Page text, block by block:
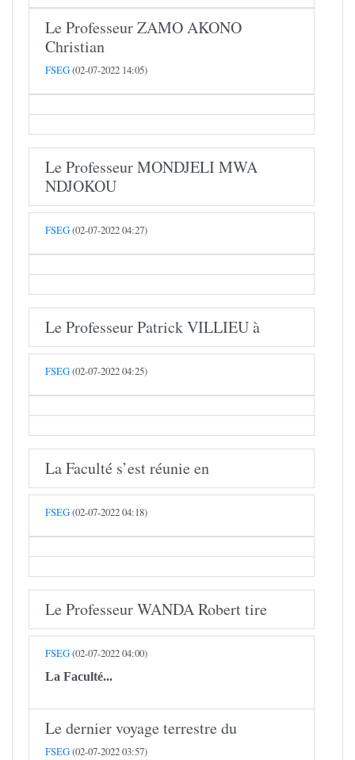
Le Professeur ZAMO AKONO
Christian
FSEG(02-07-2022 14:05)
Le Professeur MONDJELI MWA
NDJOKOU
FSEG(02-07-2022 04:27)
Le Professeur Patrick VILLIEU à
FSEG(02-07-2022 04:25)
La Faculté s’est réunie en
FSEG(02-07-2022 04:18)
Le Professeur WANDA Robert tire
FSEG(02-07-2022 04:00)
La Faculté...
Le dernier voyage terrestre du
FSEG(02-07-2022 03:57)